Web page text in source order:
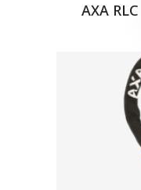
AXA